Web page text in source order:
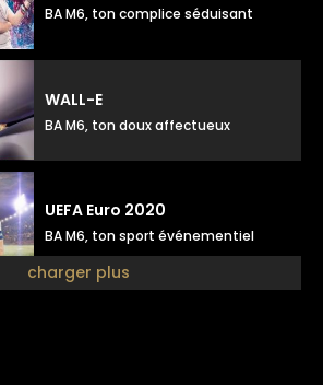
BA M6, ton complice séduisant
WALL-E
BA M6, ton doux affectueux
UEFA Euro 2020
BA M6, ton sport événementiel
charger plus